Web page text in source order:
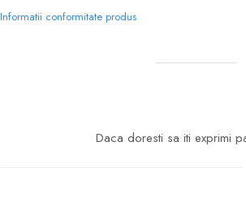
Informatii conformitate produs
Daca doresti sa iti exprimi